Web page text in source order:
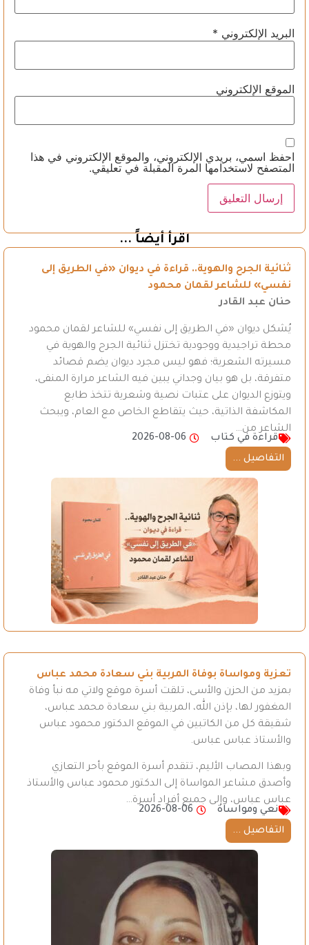
البريد الإلكتروني *
الموقع الإلكتروني
احفظ اسمي، بريدي الإلكتروني، والموقع الإلكتروني في هذا
المتصفح لاستخدامها المرة المقبلة في تعليقي.
اقرأ أيضاً ...
ثنائية الجرح والهوية.. قراءة في ديوان «في الطريق إلى
نفسي» للشاعر لقمان محمود
حنان عبد القادر
يُشكل ديوان «في الطريق إلى نفسي» للشاعر لقمان محمود
محطة تراجيدية ووجودية تختزل ثنائية الجرح والهوية في
مسيرته الشعرية؛ فهو ليس مجرد ديوان يضم قصائد
متفرقة، بل هو بيان وجداني يبين فيه الشاعر مرارة المنفى،
ويتوزع الديوان على عتبات نصية وشعرية تتخذ طابع
المكاشفة الذاتية، حيث يتقاطع الخاص مع العام، ويبحث
الشاعر من…
قراءة في كتاب
2026-08-06
التفاصيل ...
تعزية ومواساة بوفاة المربية بني سعادة محمد عباس
بمزيد من الحزن والأسى، تلقت أسرة موقع ولاتي مه نبأ وفاة
المغفور لها، بإذن الله، المربية بني سعادة محمد عباس،
شقيقة كل من الكاتبين في الموقع الدكتور محمود عباس
والأستاذ عباس عباس.
وبهذا المصاب الأليم، تتقدم أسرة الموقع بأحر التعازي
وأصدق مشاعر المواساة إلى الدكتور محمود عباس والأستاذ
عباس عباس، وإلى جميع أفراد أسرة…
نعي ومواساة
2026-08-06
التفاصيل ...